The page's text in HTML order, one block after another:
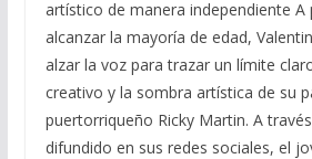
artístico de manera independiente A
alcanzar la mayoría de edad,
alzar la voz para trazar un límite
creativo y la sombra artística de su
puertorriqueño Ricky Martin. A
difundido en sus redes sociales, el